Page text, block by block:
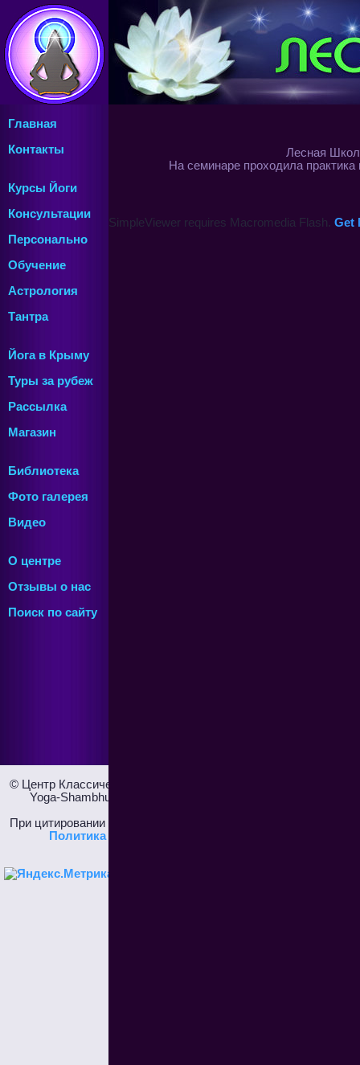
Главная
Контакты
Курсы Йоги
Консультации
Персонально
Обучение
Астрология
Тантра
Йога в Крыму
Туры за рубеж
Рассылка
Магазин
Библиотека
Фото галерея
Видео
О центре
Отзывы о нас
Поиск по сайту
Лесная
На семинаре проходила
SimpleViewer requires Macromedia Flash. Get
© Центр Классической Йоги и Тантры "
Yoga-Shambhu.ru Все права сохранены. 2006-2026 г.
При цитировании активная ссылка на сайт - обязательна!
Политика конфиденциальности